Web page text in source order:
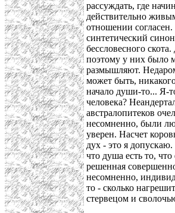
рассуждать, где
действительно
отношении
синтетический
бессловесного
поэтому у них было
размышляют.
может быть,
начало души-то... Я-
человека?
австралопитеков
несомненно, были
уверен. Насчет
дух - это я
что душа есть то,
решенная
несомненно,
то - сколько
стервецом и